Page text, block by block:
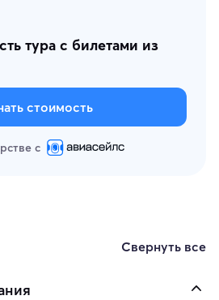
тура с билетами из
стоимость
с
Свернуть все